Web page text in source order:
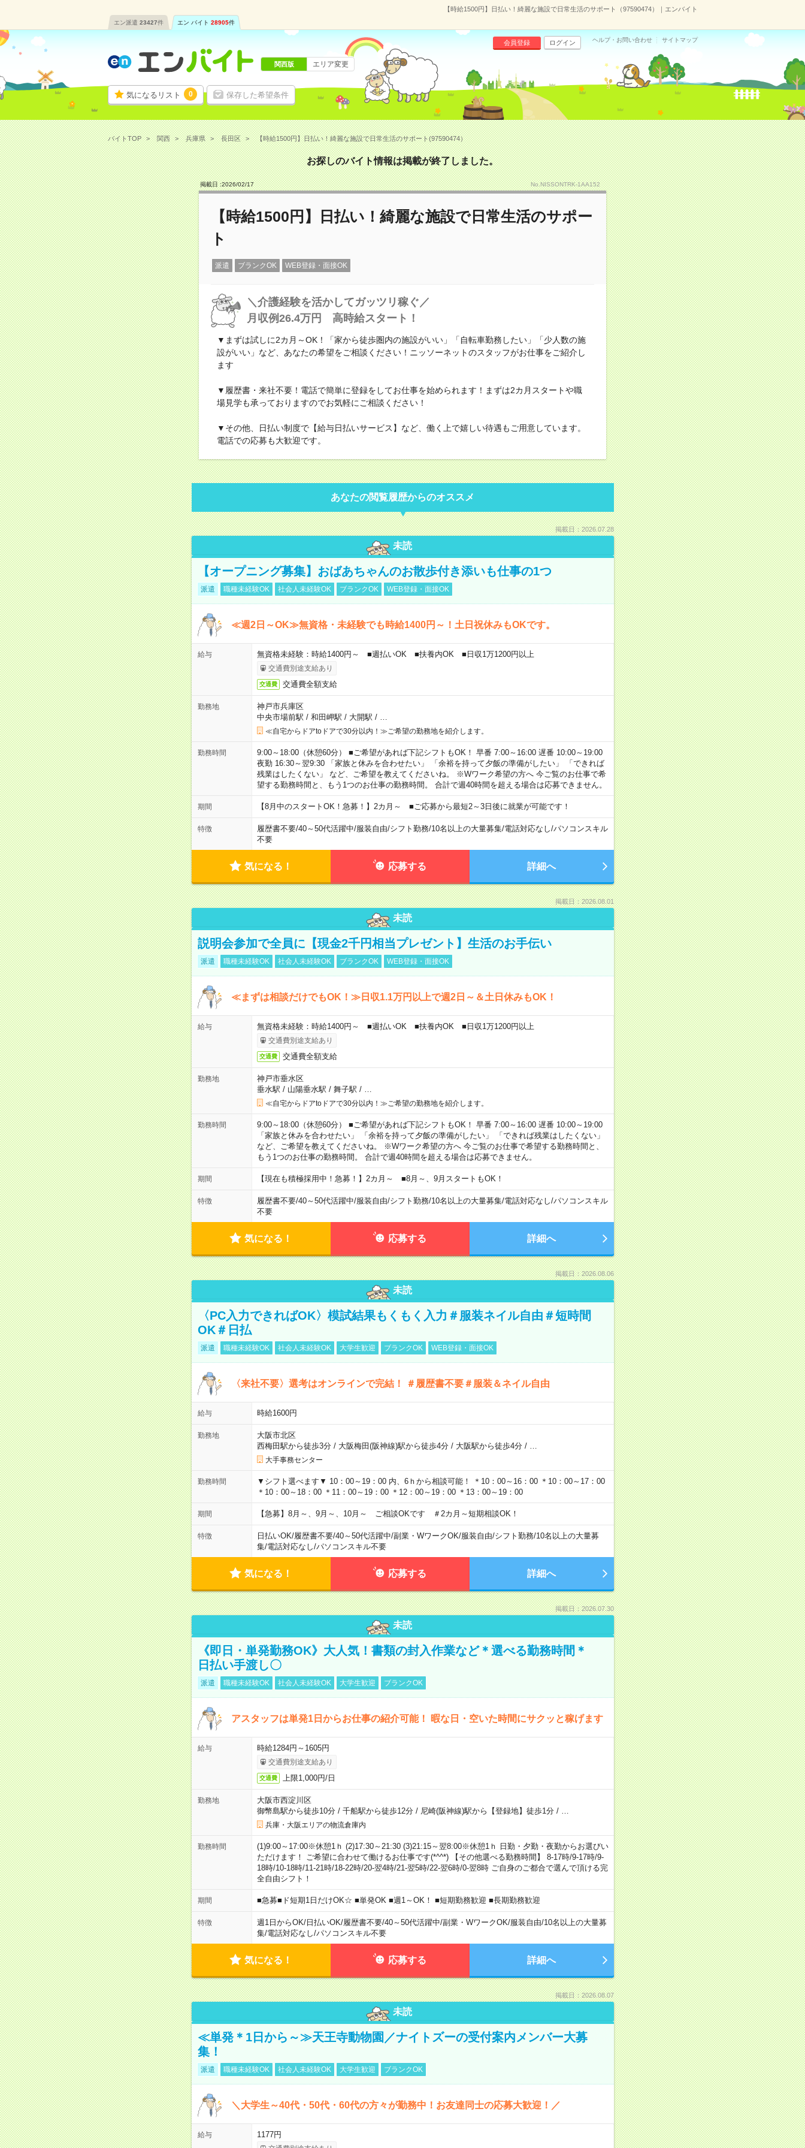
【時給1500円】日払い！綺麗な施設で日常生活のサポート（97590474）｜エンバイト
エン派遣 23427件 エン バイト 28905件
気になるリスト 0 保存した希望条件
会員登録 ログイン ヘルプ・お問い合わせ サイトマップ
関西版 エリア変更
バイトTOP 関西 兵庫県 長田区 【時給1500円】日払い！綺麗な施設で日常生活のサポート(97590474）
お探しのバイト情報は掲載が終了しました。
掲載日 :2026/02/17 No.NISSONTRK-1AA152
【時給1500円】日払い！綺麗な施設で日常生活のサポー
ト
派遣 ブランクOK WEB登録・面接OK
＼介護経験を活かしてガッツリ稼ぐ／
月収例26.4万円 高時給スタート！
▼まずは試しに2カ月～OK！「家から徒歩圏内の施設がいい」「自転車勤務したい」「少人数の施
設がいい」など、あなたの希望をご相談ください！ニッソーネットのスタッフがお仕事をご紹介し
ます
▼履歴書・来社不要！電話で簡単に登録をしてお仕事を始められます！まずは2カ月スタートや職
場見学も承っておりますのでお気軽にご相談ください！
▼その他、日払い制度で【給与日払いサービス】など、働く上で嬉しい待遇もご用意しています。
電話での応募も大歓迎です。
あなたの閲覧履歴からのオススメ
掲載日：2026.07.28
未読
【オープニング募集】おばあちゃんのお散歩付き添いも仕事の1つ
派遣 職種未経験OK 社会人未経験OK ブランクOK WEB登録・面接OK
≪週2日～OK≫無資格・未経験でも時給1400円～！土日祝休みもOKです。
給与 無資格未経験：時給1400円～ ■週払いOK ■扶養内OK ■日収1万1200円以上
交通費別途支給あり
交通費 交通費全額支給
勤務地
神戸市兵庫区
中央市場前駅 / 和田岬駅 / 大開駅 /
≪自宅からドアtoドアで30分以内！≫ご希望の勤務地を紹介します。
勤務時間
9:00～18:00（休憩60分） ■ご希望があれば下記シフトもOK！ 早番 7:00～16:00 遅番 10:00～19:00
夜勤 16:30～翌9:30 「家族と休みを合わせたい」 「余裕を持って夕飯の準備がしたい」 「できれば
残業はしたくない」 など、ご希望を教えてくださいね。 ※Wワーク希望の方へ 今ご覧のお仕事で希
望する勤務時間と、もう1つのお仕事の勤務時間。 合計で週40時間を超える場合は応募できません。
期間 【8月中のスタートOK！急募！】2カ月～ ■ご応募から最短2～3日後に就業が可能です！
特徴 履歴書不要/40～50代活躍中/服装自由/シフト勤務/10名以上の大量募集/電話対応なし/パソコンスキル
不要
気になる！ 応募する 詳細へ
掲載日：2026.08.01
未読
説明会参加で全員に【現金2千円相当プレゼント】生活のお手伝い
派遣 職種未経験OK 社会人未経験OK ブランクOK WEB登録・面接OK
≪まずは相談だけでもOK！≫日収1.1万円以上で週2日～＆土日休みもOK！
給与 無資格未経験：時給1400円～ ■週払いOK ■扶養内OK ■日収1万1200円以上
交通費別途支給あり
交通費 交通費全額支給
勤務地
神戸市垂水区
垂水駅 / 山陽垂水駅 / 舞子駅 /
≪自宅からドアtoドアで30分以内！≫ご希望の勤務地を紹介します。
勤務時間
9:00～18:00（休憩60分） ■ご希望があれば下記シフトもOK！ 早番 7:00～16:00 遅番 10:00～19:00
「家族と休みを合わせたい」 「余裕を持って夕飯の準備がしたい」 「できれば残業はしたくない」
など、ご希望を教えてくださいね。 ※Wワーク希望の方へ 今ご覧のお仕事で希望する勤務時間と、
もう1つのお仕事の勤務時間。 合計で週40時間を超える場合は応募できません。
期間 【現在も積極採用中！急募！】2カ月～ ■8月～、9月スタートもOK！
特徴 履歴書不要/40～50代活躍中/服装自由/シフト勤務/10名以上の大量募集/電話対応なし/パソコンスキル
不要
気になる！ 応募する 詳細へ
掲載日：2026.08.06
未読
〈PC入力できればOK〉模試結果もくもく入力＃服装ネイル自由＃短時間
OK＃日払
派遣 職種未経験OK 社会人未経験OK 大学生歓迎 ブランクOK WEB登録・面接OK
〈来社不要〉選考はオンラインで完結！ ＃履歴書不要＃服装＆ネイル自由
給与 時給1600円
勤務地
大阪市北区
西梅田駅から徒歩3分/ 大阪梅田(阪神線)駅から徒歩4分/ 大阪駅から徒歩4分/
大手事務センター
勤務時間
▼シフト選べます▼ 10：00～19：00 内、6ｈから相談可能！ ＊10：00～16：00 ＊10：00～17：00
＊10：00～18：00 ＊11：00～19：00 ＊12：00～19：00 ＊13：00～19：00
期間 【急募】8月～、9月～、10月～ ご相談OKです ＃2カ月～短期相談OK！
特徴 日払いOK/履歴書不要/40～50代活躍中/副業・WワークOK/服装自由/シフト勤務/10名以上の大量募
集/電話対応なし/パソコンスキル不要
気になる！ 応募する 詳細へ
掲載日：2026.07.30
未読
《即日・単発勤務OK》大人気！書類の封入作業など＊選べる勤務時間＊
日払い手渡し〇
派遣 職種未経験OK 社会人未経験OK 大学生歓迎 ブランクOK
アスタッフは単発1日からお仕事の紹介可能！ 暇な日・空いた時間にサクッと稼げます
給与 時給1284円～1605円
交通費別途支給あり
交通費 上限1,000円/日
勤務地
大阪市西淀川区
御幣島駅から徒歩10分/ 千船駅から徒歩12分/ 尼崎(阪神線)駅から【登録地】徒歩1分/
兵庫・大阪エリアの物流倉庫内
勤務時間
(1)9:00～17:00※休憩1ｈ (2)17:30～21:30 (3)21:15～翌8:00※休憩1ｈ 日勤・夕勤・夜勤からお選びい
ただけます！ ご希望に合わせて働けるお仕事です(*^^*) 【その他選べる勤務時間】 8-17時/9-17時/9-
18時/10-18時/11-21時/18-22時/20-翌4時/21-翌5時/22-翌6時/0-翌8時 ご自身のご都合で選んで頂ける完
全自由シフト！
期間 ■急募■ド短期1日だけOK☆ ■単発OK ■週1～OK！ ■短期勤務歓迎 ■長期勤務歓迎
特徴 週1日からOK/日払いOK/履歴書不要/40～50代活躍中/副業・WワークOK/服装自由/10名以上の大量募
集/電話対応なし/パソコンスキル不要
気になる！ 応募する 詳細へ
掲載日：2026.08.07
未読
≪単発＊1日から～≫天王寺動物園／ナイトズーの受付案内メンバー大募
集！
派遣 職種未経験OK 社会人未経験OK 大学生歓迎 ブランクOK
＼大学生～40代・50代・60代の方々が勤務中！お友達同士の応募大歓迎！／
給与 1177円